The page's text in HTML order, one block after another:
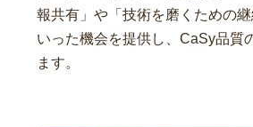
報共有」や「技術を磨くための
いった機会を提供し、CaSy品質
ます。